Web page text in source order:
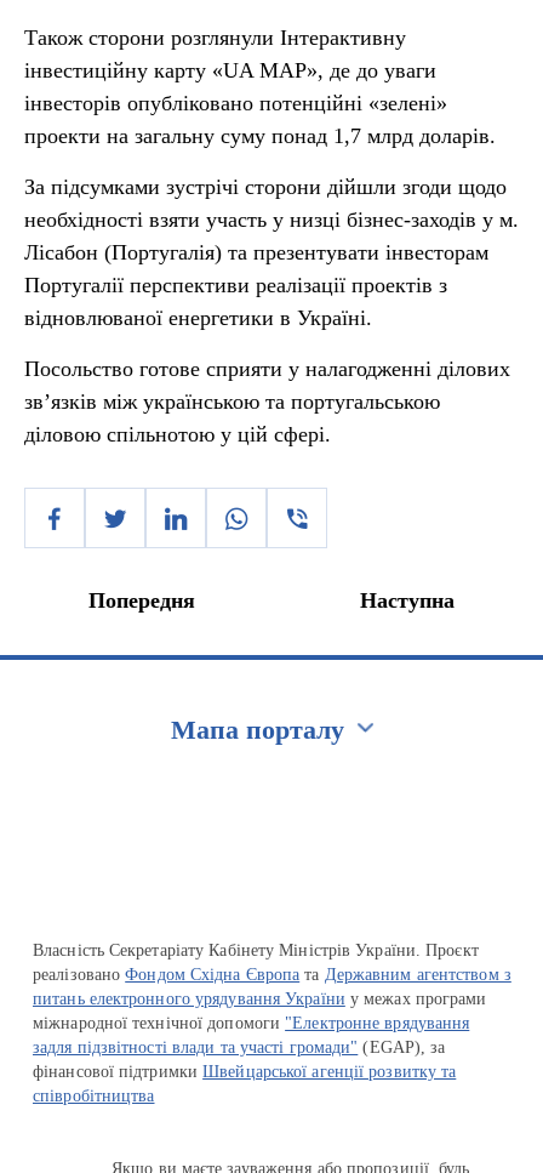
Також сторони розглянули Інтерактивну
інвестиційну карту «UA MAP», де до уваги
інвесторів опубліковано потенційні «зелені»
проекти на загальну суму понад 1,7 млрд доларів.
За підсумками зустрічі сторони дійшли згоди щодо
необхідності взяти участь у низці бізнес-заходів у м.
Лісабон (Португалія) та презентувати інвесторам
Португалії перспективи реалізації проектів з
відновлюваної енергетики в Україні.
Посольство готове сприяти у налагодженні ділових
зв’язків між українською та португальською
діловою спільнотою у цій сфері.
Попередня Наступна
Мапа порталу
Власність Секретаріату Кабінету Міністрів України. Проєкт
реалізованоФондом Східна Європа та Державним агентством з
питань електронного урядування України у межах програми
міжнародної технічної допомоги "Електронне врядування
задля підзвітності влади та участі громади" (EGAP), за
фінансової підтримкиШвейцарської агенції розвитку та
співробітництва
Якщо ви маєте зауваження або пропозиції, будь